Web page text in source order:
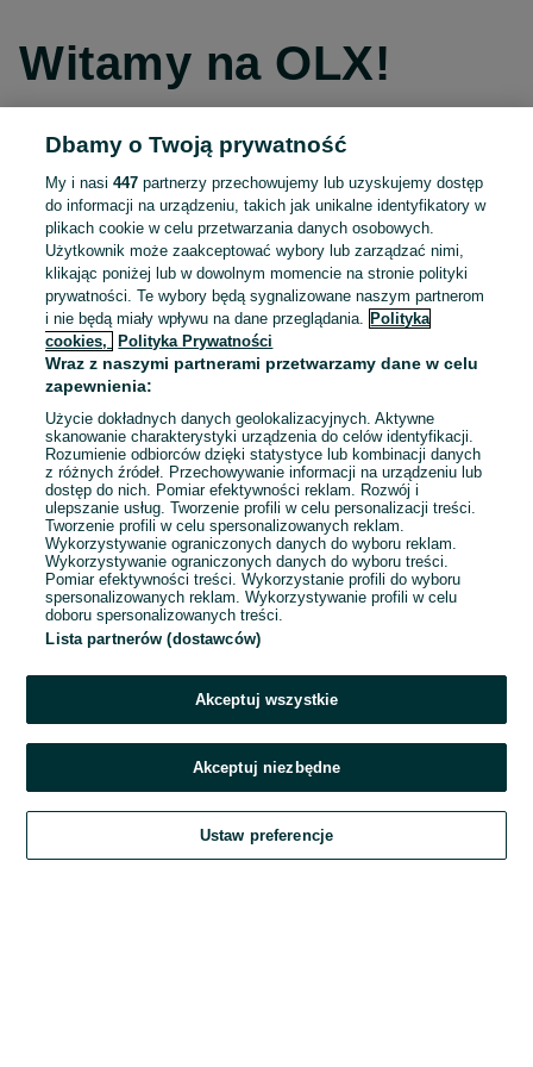
Witamy na OLX!
Kontynuuj przez Facebooka
Kontynuuj przez konto Apple
Kontynuuj przez konto Google
LUB
E-mail
Hasło
Zaloguj się
Kontynuując za pośrednictwem jednego z dostawców wskazanych powyżej,
OLX.pl w jego aktualnym brzmieniu.
Dbamy o Twoją prywatność
My i nasi447 partnerzy przechowujemy lub uzyskujemy dostęp
do informacji na urządzeniu, takich jak unikalne identyfikatory w
plikach cookie w celu przetwarzania danych osobowych.
Użytkownik może zaakceptować wybory lub zarządzać nimi,
klikając poniżej lub w dowolnym momencie na stronie polityki
prywatności. Te wybory będą sygnalizowane naszym partnerom
i nie będą miały wpływu na dane przeglądania.
Polityka
cookies,
Polityka Prywatności
Wraz z naszymi partnerami przetwarzamy dane w celu
zapewnienia:
Użycie dokładnych danych geolokalizacyjnych. Aktywne
skanowanie charakterystyki urządzenia do celów identyfikacji.
Rozumienie odbiorców dzięki statystyce lub kombinacji danych
z różnych źródeł. Przechowywanie informacji na urządzeniu lub
dostęp do nich. Pomiar efektywności reklam. Rozwój i
ulepszanie usług. Tworzenie profili w celu personalizacji treści.
Tworzenie profili w celu spersonalizowanych reklam.
Wykorzystywanie ograniczonych danych do wyboru reklam.
Wykorzystywanie ograniczonych danych do wyboru treści.
Pomiar efektywności treści. Wykorzystanie profili do wyboru
spersonalizowanych reklam. Wykorzystywanie profili w celu
doboru spersonalizowanych treści.
Lista partnerów (dostawców)
Akceptuj wszystkie
Akceptuj niezbędne
Ustaw preferencje